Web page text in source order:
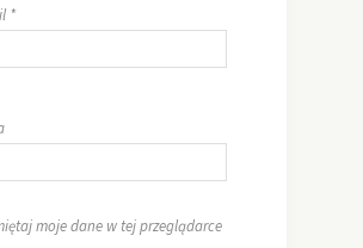
*
moje dane w tej przeglądarce